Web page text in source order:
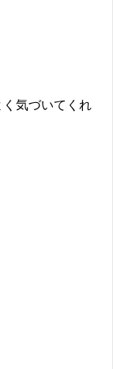
く気づいてくれ